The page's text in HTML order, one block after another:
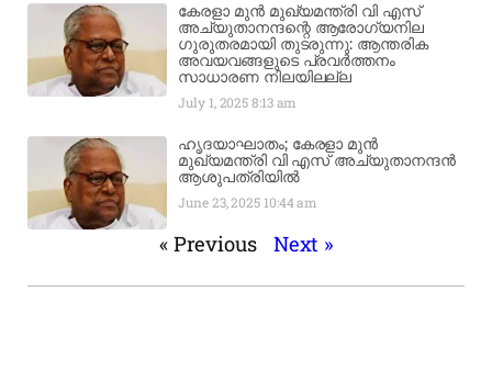
കേരളാ മുൻ മുഖ്യമന്ത്രി വി എസ്
അച്യുതാനന്ദന്റെ ആരോഗ്യനില
ഗുരുതരമായി തുടരുന്നു: ആന്തരിക
അവയവങ്ങളുടെ പ്രവർത്തനം
സാധാരണ നിലയിലല്ല
July 1, 20258:13 am
ഹൃദയാഘാതം; കേരളാ മുൻ
മുഖ്യമന്ത്രി വി എസ് അച്യുതാനന്ദൻ
ആശുപത്രിയിൽ
June 23, 2025 10:44 am
« Previous Next »